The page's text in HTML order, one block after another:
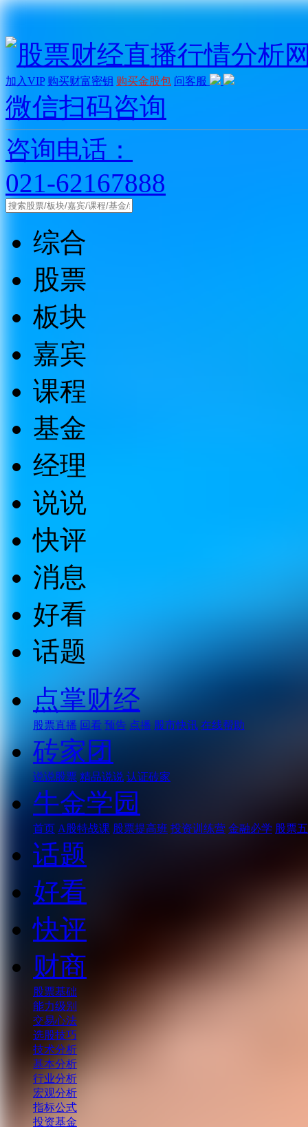
加入VIP 购买财富密钥 购买金股包 问客服
微信扫码咨询
咨询电话：
021-62167888
综合
股票
板块
嘉宾
课程
基金
经理
说说
快评
消息
好看
话题
点掌财经
股票直播 回看 预告 点播 股市快讯 在线帮助
砖家团
说说股票 精品说说 认证砖家
牛金学园
首页 A股特战课 股票提高班 投资训练营 金融必学 股票
话题
好看
快评
财商
股票基础
能力级别
交易心法
选股技巧
技术分析
基本分析
行业分析
宏观分析
指标公式
投资基金